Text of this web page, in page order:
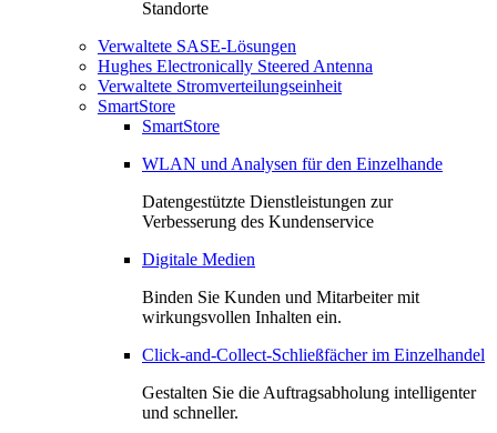
Standorte
Verwaltete SASE-Lösungen
Hughes Electronically Steered Antenna
Verwaltete Stromverteilungseinheit
SmartStore
SmartStore
WLAN und Analysen für den Einzelhande
Datengestützte Dienstleistungen zur
Verbesserung des Kundenservice
Digitale Medien
Binden Sie Kunden und Mitarbeiter mit
wirkungsvollen Inhalten ein.
Click-and-Collect-Schließfächer im Einzelhandel
Gestalten Sie die Auftragsabholung intelligenter
und schneller.